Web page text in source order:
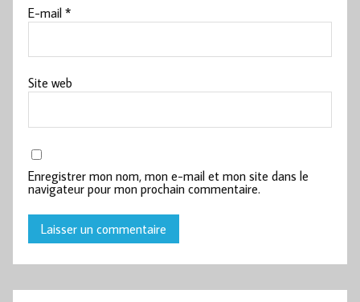
E-mail*
Site web
Enregistrer mon nom, mon e-mail et mon site dans le
navigateur pour mon prochain commentaire.